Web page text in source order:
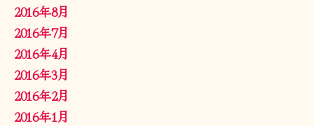
2016年8月
2016年7月
2016年4月
2016年3月
2016年2月
2016年1月